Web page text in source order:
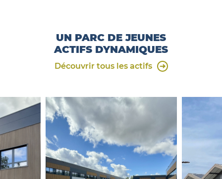
UN PARC DE JEUNES
ACTIFS DYNAMIQUES
Découvrir tous les actifs